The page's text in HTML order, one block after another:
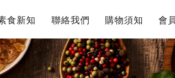
食新知 聯絡我們
Contact
購物須知
Notice
會